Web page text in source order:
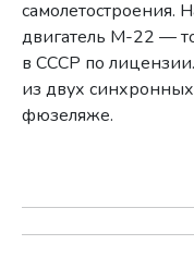
самолетостроения.
двигатель М-22 —
в СССР по
из двух
фюзеляже.